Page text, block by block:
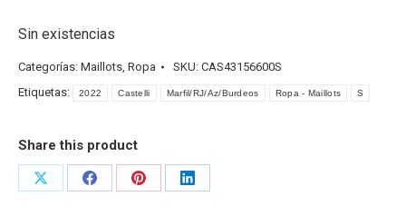
Sin existencias
Categorías: Maillots, Ropa SKU: CAS43156600S
Etiquetas:
2022 Castelli Marfil/RJ/Az/Burdeos Ropa - Maillots S
Share this product
Share
Share
Share
Share